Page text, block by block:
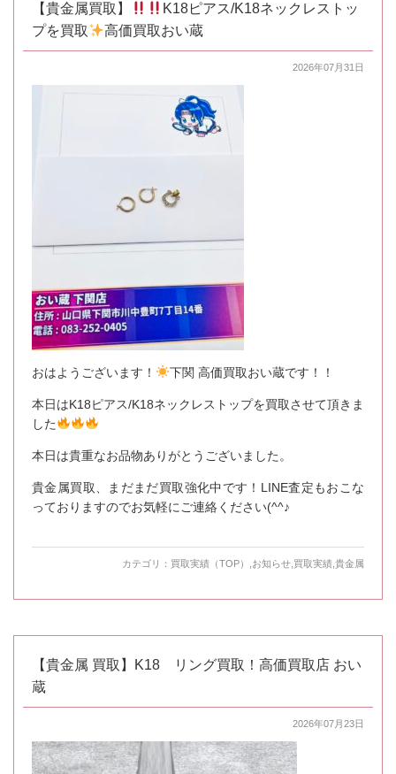
【貴金属買取】
K18ピアス/K18ネックレストッ
プを買取
高価買取おい蔵
2026年07月31日
おはようございます！ 下関 高価買取おい蔵です！！
本日はK18ピアス/K18ネックレストップを買取させて頂きま
した
本日は貴重なお品物ありがとうございました。
貴金属買取、まだまだ買取強化中です！LINE査定もおこな
っておりますのでお気軽にご連絡ください(^^♪
カテゴリ： 買取実績（TOP） お知らせ 買取実績 貴金属
【貴金属 買取】K18 リング買取！高価買取店 おい
蔵
2026年07月23日